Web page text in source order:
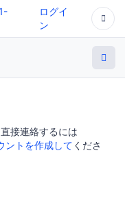
ログイ
ン
接連絡するには
ントを作成して くださ